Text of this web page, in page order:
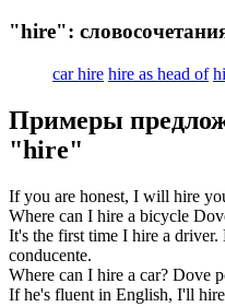
"hire":
car hire hire as head of
Примеры
"hire"
If you are honest, I will hire
Where can I hire a bicycle
It's the first time I hire a driver.
conducente.
Where can I hire a car? Dove
If he's fluent in English, I'll hire